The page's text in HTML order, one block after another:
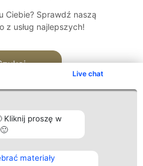
Live chat
Kliknij proszę w
materiały
Ciebie? Sprawdź naszą
z usług najlepszych!
Kontakt
Kontakt